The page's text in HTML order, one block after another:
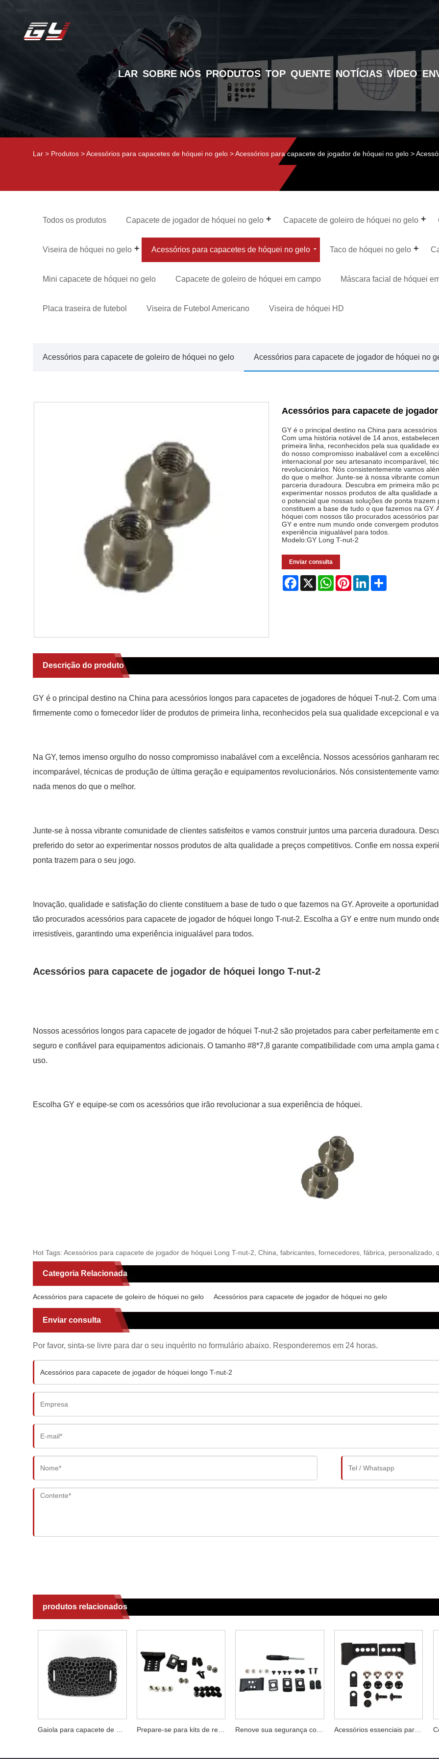
LAR SOBRE NÓS PRODUTOS TOP QUENTE NOTÍCIAS VÍDEO
Lar > Produtos >Acessórios para capacetes de hóquei no gelo >Acessórios para capacete de jogador de hóquei no gelo >
Todos os produtos Capacete de jogador de hóquei no gelo Capacete de goleiro de hóquei no gelo
Viseira de hóquei no gelo Acessórios para capacetes de hóquei no gelo Taco de hóquei no gelo
Mini capacete de hóquei no gelo Capacete de goleiro de hóquei em campo Máscara facial de hóquei
Placa traseira de futebol Viseira de Futebol Americano Viseira de hóquei HD
Acessórios para capacete de goleiro de hóquei no gelo Acessórios para capacete de jogador de hóquei no
Acessórios para capacete de
GY é o principal destino na China para
Com uma história notável de 14 anos,
primeira linha, reconhecidos pela sua qualidade
do nosso compromisso inabalável com a
internacional por seu artesanato incomparável,
revolucionários. Nós consistentemente vamos
do que o melhor. Junte-se à nossa vibrante
parceria duradoura. Descubra em primeira mão
experimentar nossos produtos de alta qualidade
o potencial que nossas soluções de ponta
constituem a base de tudo o que fazemos na
hóquei com nossos tão procurados acessórios
GY e entre num mundo onde convergem
experiência inigualável para todos.
Modelo:GY Long T-nut-2
Enviar consulta
Facebook
X WhatsAppPinterestLinkedIn
Descrição do produto
GY é o principal destino na China para acessórios longos para capacetes de jogadores de hóquei T-nut-2. Com
firmemente como o fornecedor líder de produtos de primeira linha, reconhecidos pela sua qualidade excepcional e
Na GY, temos imenso orgulho do nosso compromisso inabalável com a excelência. Nossos acessórios ganharam
incomparável, técnicas de produção de última geração e equipamentos revolucionários. Nós consistentemente
nada menos do que o melhor.
Junte-se à nossa vibrante comunidade de clientes satisfeitos e vamos construir juntos uma parceria duradoura.
preferido do setor ao experimentar nossos produtos de alta qualidade a preços competitivos. Confie em nossa
ponta trazem para o seu jogo.
Inovação, qualidade e satisfação do cliente constituem a base de tudo o que fazemos na GY. Aproveite a
tão procurados acessórios para capacete de jogador de hóquei longo T-nut-2. Escolha a GY e entre num mundo
irresistíveis, garantindo uma experiência inigualável para todos.
Acessórios para capacete de jogador de hóquei longo T-nut-2
Nossos acessórios longos para capacete de jogador de hóquei T-nut-2 são projetados para caber perfeitamente
seguro e confiável para equipamentos adicionais. O tamanho #8*7,8 garante compatibilidade com uma ampla
uso.
Escolha GY e equipe-se com os acessórios que irão revolucionar a sua experiência de hóquei.
Hot Tags: Acessórios para capacete de jogador de hóquei Long T-nut-2, China, fabricantes, fornecedores, fábrica, personalizado,
Categoria Relacionada
Acessórios para capacete de goleiro de hóquei no gelo Acessórios para capacete de jogador de hóquei no gelo
Enviar consulta
Por favor, sinta-se livre para dar o seu inquérito no formulário abaixo. Responderemos em 24 horas.
produtos relacionados
Prepare-se para kits de reparo de capacetes de hóquei de segurança